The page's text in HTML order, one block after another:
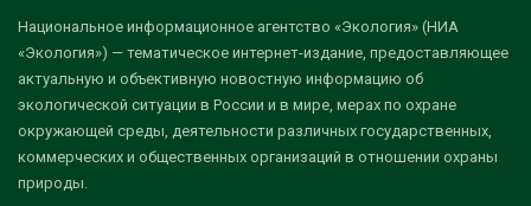
Национальное информационное агентство «Экология» (НИА
«Экология») — тематическое интернет-издание, предоставляющее
актуальную и объективную новостную информацию об
экологической ситуации в России и в мире, мерах по охране
окружающей среды, деятельности различных государственных,
коммерческих и общественных организаций в отношении охраны
природы.